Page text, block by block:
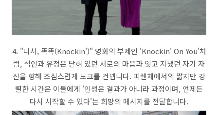
4. "다시, 똑똑(Knockin')" 영화의 부제인 'Knockin' On You'처
럼, 석인과 유정은 닫혀 있던 서로의 마음과 잊고 지냈던 자기 자
신을 향해 조심스럽게 노크를 건넵니다. 피렌체에서의 짧지만 강
렬한 시간은 이들에게 '인생은 결과가 아니라 과정이며, 언제든
다시 시작할 수 있다'는 희망의 메시지를 전달합니다.